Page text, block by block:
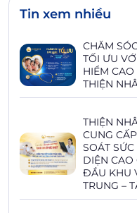
Tin xem nhiều
CHĂM
TỐI ƯU
HIỂM CAO
THIỆN
THIỆN
CUNG
SOÁT
DIỆN CAO
ĐẦU KHU
TRUNG –